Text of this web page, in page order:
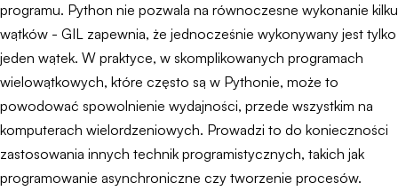
programu. Python nie pozwala na równoczesne wykonanie kilku
wątków - GIL zapewnia, że jednocześnie wykonywany jest tylko
jeden wątek. W praktyce, w skomplikowanych programach
wielowątkowych, które często są w Pythonie, może to
powodować spowolnienie wydajności, przede wszystkim na
komputerach wielordzeniowych. Prowadzi to do konieczności
zastosowania innych technik programistycznych, takich jak
programowanie asynchroniczne czy tworzenie procesów.